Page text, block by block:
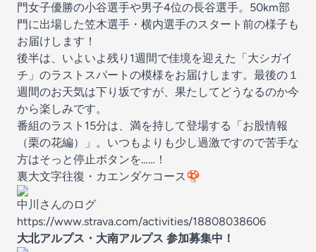
門女子優勝の小谷選手や男子4位の長谷選手。50km部
門に出場した笠木選手・横内選手のスタート前の様子も
お届けします！
後半は、いよいよ残り1週間で佳境を迎えた「大シガイ
チ」のラストスパートの模様をお届けします。最後の１
週間のお天気は下り坂ですが、果たしてどうなるのか今
から楽しみです。
番組のラスト15分は、満を持して登場する「お股情報
（栗の花編）」。いつもよりも少し過激ですので苦手な
方はそっと停止ボタンを……！
裏大文字往復・カエンダケコース🍄
中川さんのログ
https://www.strava.com/activities/18808038606
大北アルプス・大南アルプス 参加募集中！